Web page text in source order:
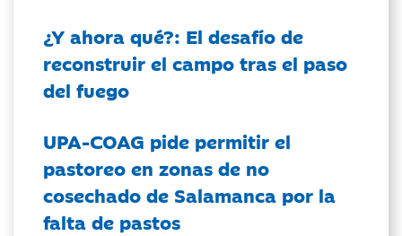
¿Y ahora qué?: El desafío de
reconstruir el campo tras el paso
del fuego
UPA-COAG pide permitir el
pastoreo en zonas de no
cosechado de Salamanca por la
falta de pastos